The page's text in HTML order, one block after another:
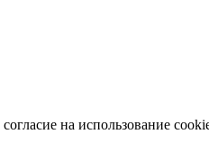
на использование